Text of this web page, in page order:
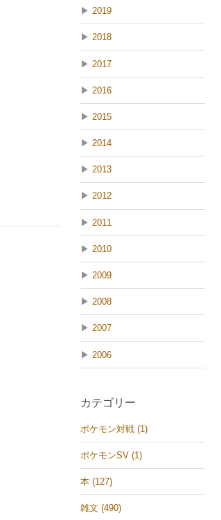
▶ 2019
▶ 2018
▶ 2017
▶ 2016
▶ 2015
▶ 2014
▶ 2013
▶ 2012
▶ 2011
▶ 2010
▶ 2009
▶ 2008
▶ 2007
▶ 2006
カテゴリー
ポケモン対戦 (1)
ポケモンSV (1)
本 (127)
雑文 (490)